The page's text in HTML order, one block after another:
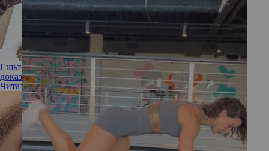
Ешьте шоколад, он полезен для кишечника: 5 научных
доказательств
Читать полностью